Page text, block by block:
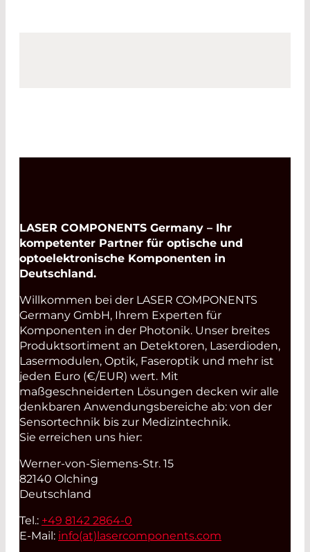
LASER COMPONENTS Germany – Ihr
kompetenter Partner für optische und
optoelektronische Komponenten in
Deutschland.
Willkommen bei der LASER COMPONENTS
Germany GmbH, Ihrem Experten für
Komponenten in der Photonik. Unser breites
Produktsortiment an Detektoren, Laserdioden,
Lasermodulen, Optik, Faseroptik und mehr ist
jeden Euro (€/EUR) wert. Mit
maßgeschneiderten Lösungen decken wir alle
denkbaren Anwendungsbereiche ab: von der
Sensortechnik bis zur Medizintechnik.
Sie erreichen uns hier:
Werner-von-Siemens-Str. 15
82140 Olching
Deutschland
Tel.: +49 8142 2864-0
E-Mail: info(at)lasercomponents.com